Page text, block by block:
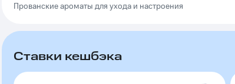
Прованские ароматы для ухода и настроения
Ставки кешбэка